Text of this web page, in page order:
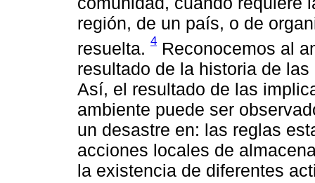
región, de un país, o de
resuelta. 4 Reconocemos al
resultado de la historia de
Así, el resultado de las
ambiente puede ser
un desastre en: las reglas
acciones locales de
la existencia de diferentes